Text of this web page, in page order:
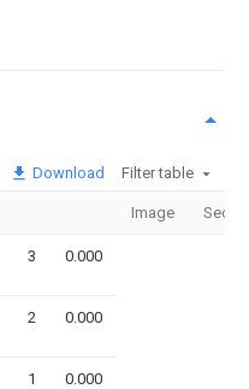
Download Filter table
Image
3 0.000
2 0.000
1 0.000